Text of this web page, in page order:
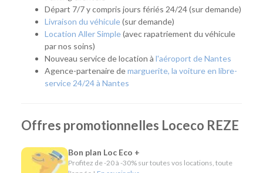
Facilement accessible depuis le périphérique nantais et
desservie par les transports en commun, notre agence
permet de rejoindre rapidement Nantes, Rezé, Les
Sorinières, Vertou ou encore le sud de l'agglomération.
Quel véhicule choisir ?
Citadines et compactes pour les déplacements du
quotidien.
Routières, SUV et monospaces pour les vacances ou
Départ 7/7 y compris jours fériés 24/24 (sur demande)
Livraison du véhicule(sur demande)
Location Aller Simple(avec rapatriement du véhicule
par nos soins)
Nouveau service de location à l'aéroport de Nantes
Agence-partenaire demarguerite, la voiture en libre-
service 24/24 à Nantes
Offres promotionnelles Loceco REZE
Bon plan Loc Eco +
Profitez de -20 à -30% sur toutes vos locations, toute